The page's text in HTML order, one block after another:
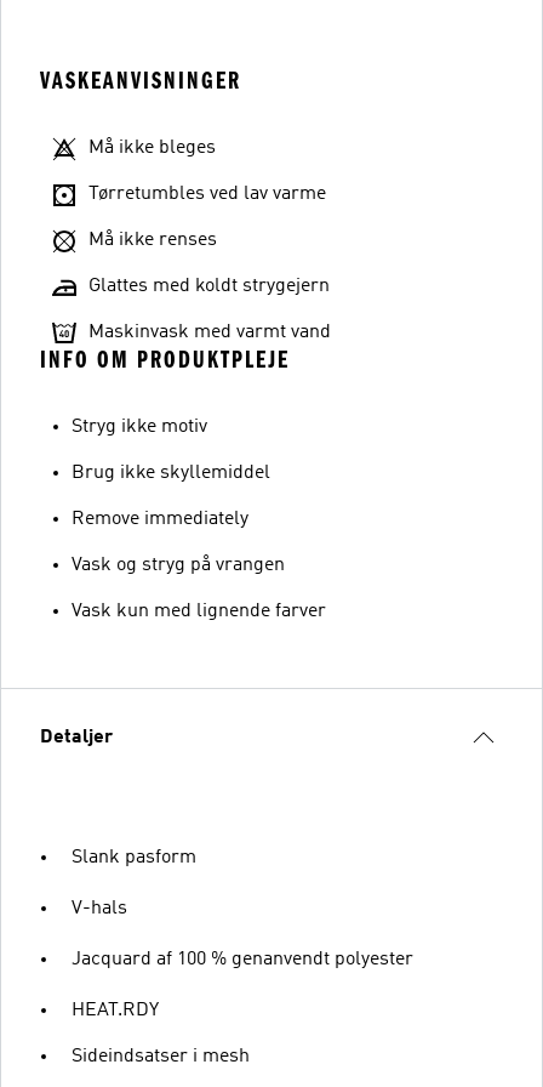
VASKEANVISNINGER
Må ikke bleges
Tørretumbles ved lav varme
Må ikke renses
Glattes med koldt strygejern
Maskinvask med varmt vand
INFO OM PRODUKTPLEJE
Stryg ikke motiv
Brug ikke skyllemiddel
Remove immediately
Vask og stryg på vrangen
Vask kun med lignende farver
Detaljer
Slank pasform
V-hals
Jacquard af 100 % genanvendt polyester
HEAT.RDY
Sideindsatser i mesh